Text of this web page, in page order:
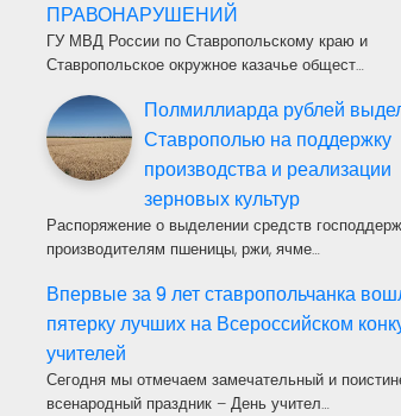
ПРАВОНАРУШЕНИЙ
ГУ МВД России по Ставропольскому краю и
Ставропольское окружное казачье общест…
Полмиллиарда рублей
Ставрополью на поддержку
производства и реализации
зерновых культур
Распоряжение о выделении средств
производителям пшеницы, ржи, ячме…
Впервые за 9 лет ставропольчанка
пятерку лучших на Всероссийском
учителей
Сегодня мы отмечаем замечательный и
всенародный праздник – День учител…